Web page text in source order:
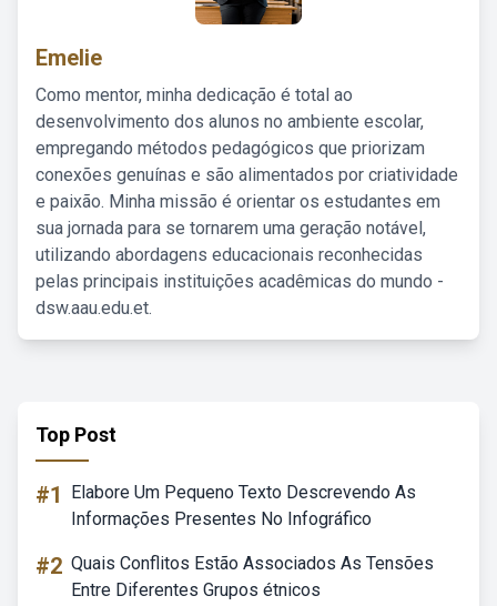
Emelie
Como mentor, minha dedicação é total ao
desenvolvimento dos alunos no ambiente escolar,
empregando métodos pedagógicos que priorizam
conexões genuínas e são alimentados por criatividade
e paixão. Minha missão é orientar os estudantes em
sua jornada para se tornarem uma geração notável,
utilizando abordagens educacionais reconhecidas
pelas principais instituições acadêmicas do mundo -
dsw.aau.edu.et.
Top Post
#1
Elabore Um Pequeno Texto Descrevendo As
Informações Presentes No Infográfico
#2 Quais Conflitos Estão Associados As Tensões
Entre Diferentes Grupos étnicos